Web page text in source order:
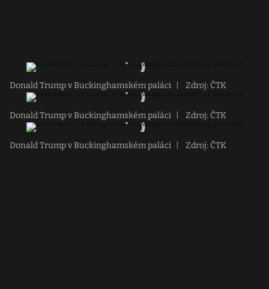
Donald Trump v Buckinghamském paláci Zdroj: ČTK
Donald Trump v Buckinghamském paláci Zdroj: ČTK
Donald Trump v Buckinghamském paláci Zdroj: ČTK